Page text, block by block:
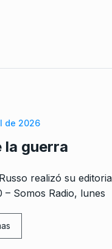
de 2026
la guerra
realizó su
– Somos Radio, lunes